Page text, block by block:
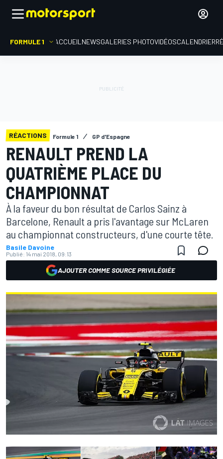
FORMULE 1 ACCUEIL NEWSGALERIES PHOTOVIDÉOSCALENDRIER
RÉACTIONS Formule 1 GP d'Espagne
RENAULT PREND LA
QUATRIÈME PLACE DU
CHAMPIONNAT
À la faveur du bon résultat de Carlos Sainz à
Barcelone, Renault a pris l'avantage sur McLaren
au championnat constructeurs, d'une courte tête.
Basile Davoine
Publié: 14 mai 2018, 09:13
AJOUTER COMME SOURCE PRIVILÉGIÉE